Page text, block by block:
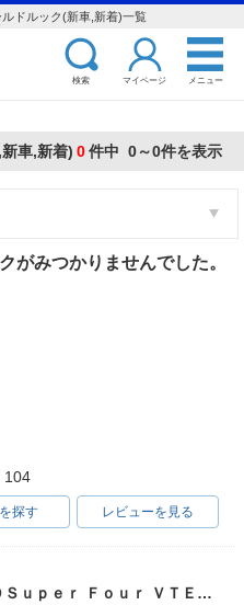
ドルック(新車,新着)一覧
検索 マイページ メニュー
車,新着) 0件中 0～0件を表示
がみつかりませんでした。
104
探す レビューを見る
ＣＢ４００Ｓｕｐｅｒ Ｆｏｕｒ ＶＴＥＣ ＳＰＥＣ３